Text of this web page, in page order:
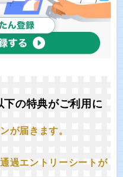
の特典がご利用に
が届きます。
過エントリーシートが